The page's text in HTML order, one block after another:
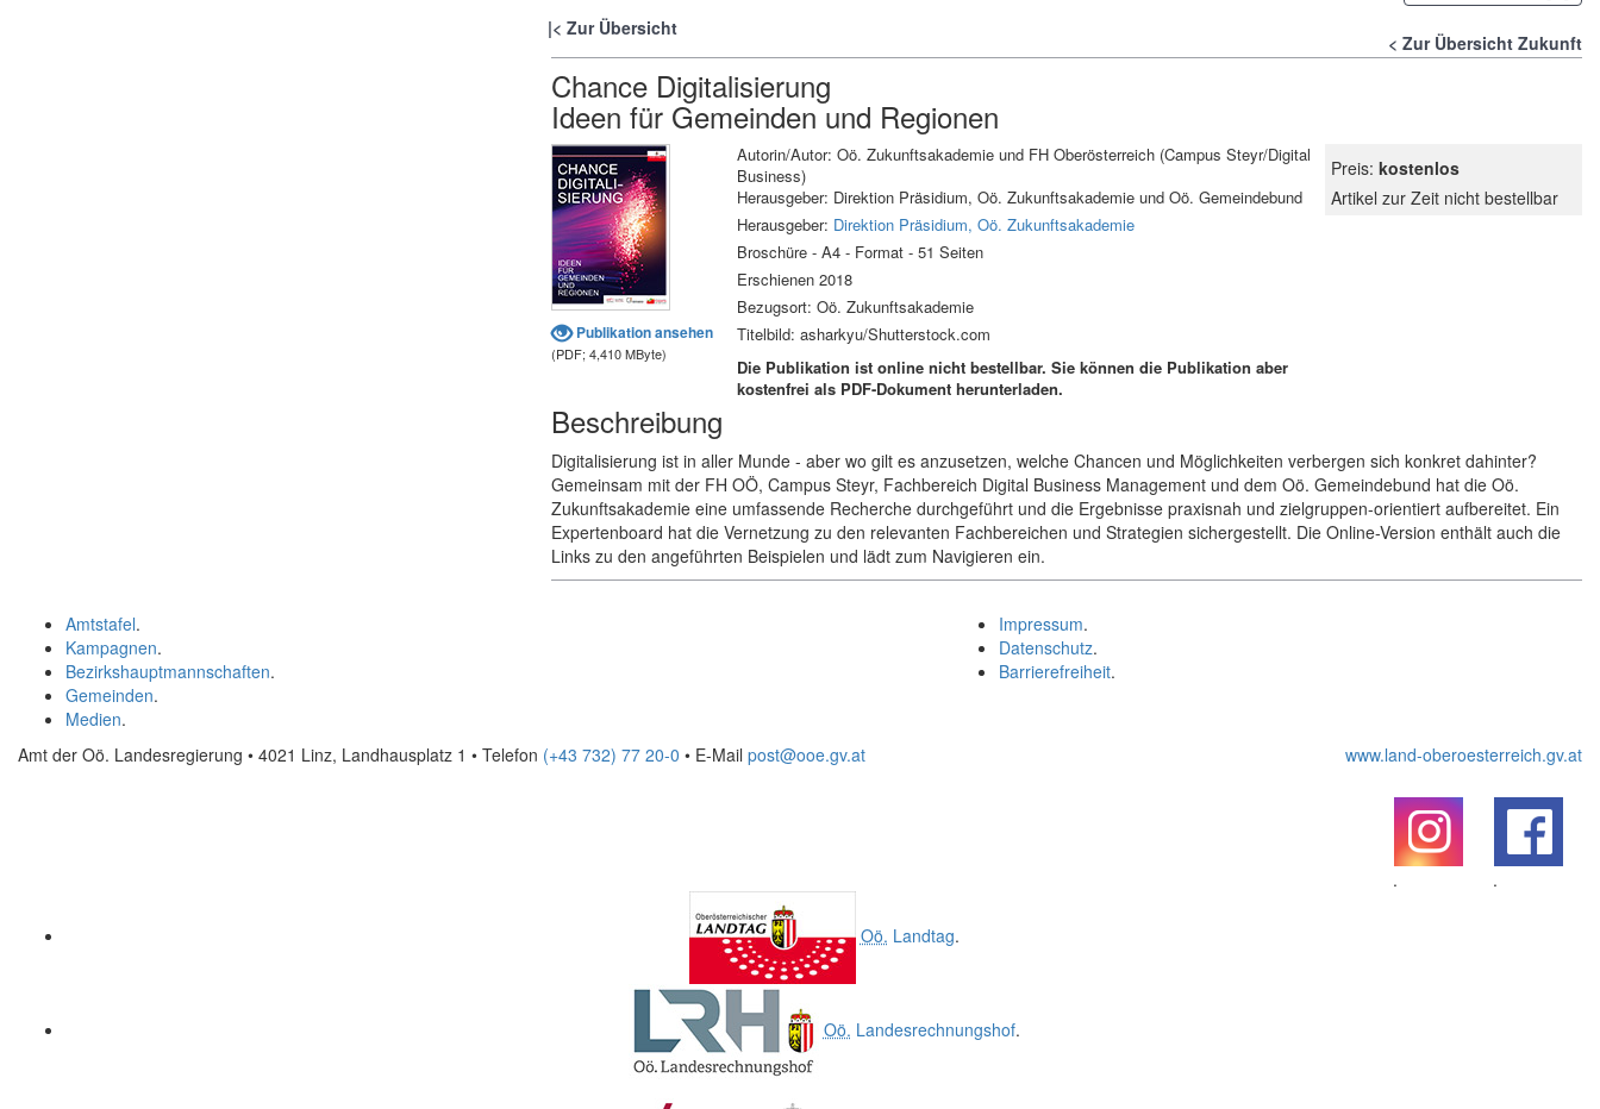
Zur Übersicht
Zur Übersicht Zukunft
Chance Digitalisierung
Ideen für Gemeinden und Regionen
Publikation ansehen
(PDF; 4,410 MByte)
Autorin/Autor: Oö. Zukunftsakademie und FH Oberösterreich (Campus Steyr/Digital
Business)
Herausgeber: Direktion Präsidium, Oö. Zukunftsakademie und Oö. Gemeindebund
Herausgeber: Direktion Präsidium, Oö. Zukunftsakademie
Broschüre - A4 - Format - 51 Seiten
Erschienen 2018
Bezugsort: Oö. Zukunftsakademie
Titelbild: asharkyu/Shutterstock.com
Die Publikation ist online nicht bestellbar. Sie können die Publikation aber
kostenfrei als PDF-Dokument herunterladen.
Preis: kostenlos
Artikel zur Zeit nicht bestellbar
Beschreibung
Digitalisierung ist in aller Munde - aber wo gilt es anzusetzen, welche Chancen und Möglichkeiten verbergen sich konkret dahinter?
Gemeinsam mit der FH OÖ, Campus Steyr, Fachbereich Digital Business Management und dem Oö. Gemeindebund hat die Oö.
Zukunftsakademie eine umfassende Recherche durchgeführt und die Ergebnisse praxisnah und zielgruppen-orientiert aufbereitet. Ein
Expertenboard hat die Vernetzung zu den relevanten Fachbereichen und Strategien sichergestellt. Die Online-Version enthält auch die
Links zu den angeführten Beispielen und lädt zum Navigieren ein.
Impressum.
Datenschutz.
Barrierefreiheit.
Amtstafel.
Kampagnen.
Bezirkshauptmannschaften.
Gemeinden.
Medien.
Amt der Oö. Landesregierung • 4021 Linz, Landhausplatz 1 • Telefon (+43 732) 77 20-0 • E-Mail post@ooe.gv.at www.land-oberoesterreich.gv.at
.
.
Oö. Landtag.
Oö. Landesrechnungshof.